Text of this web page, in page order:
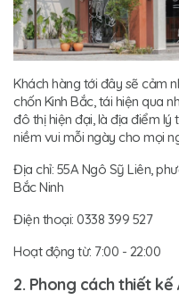
Khách hàng tới đây sẽ cảm
chốn Kinh Bắc, tái hiện qua
đô thị hiện đại, là địa điểm lý
niềm vui mỗi ngày cho mọi
Địa chỉ: 55A Ngô Sỹ Liên,
Bắc Ninh
Điện thoại: 0338 399 527
Hoạt động từ: 7:00 - 22:00
2. Phong cách thiết kế